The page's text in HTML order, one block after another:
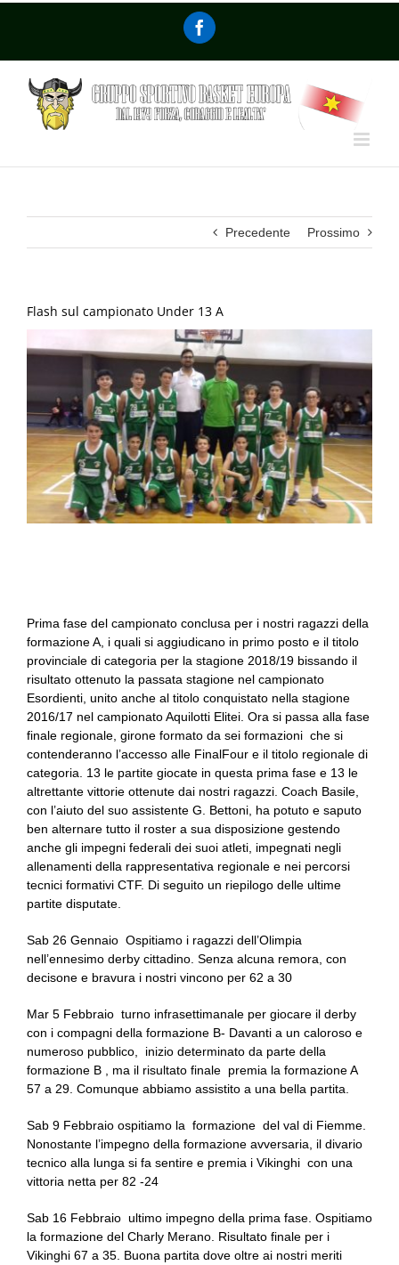
Precedente Prossimo
Flash sul campionato Under 13 A
Prima fase del campionato conclusa per i nostri ragazzi della
formazione A, i quali si aggiudicano in primo posto e il titolo
provinciale di categoria per la stagione 2018/19 bissando il
risultato ottenuto la passata stagione nel campionato
Esordienti, unito anche al titolo conquistato nella stagione
2016/17 nel campionato Aquilotti Elitei. Ora si passa alla fase
finale regionale, girone formato da sei formazioni che si
contenderanno l’accesso alle FinalFour e il titolo regionale di
categoria. 13 le partite giocate in questa prima fase e 13 le
altrettante vittorie ottenute dai nostri ragazzi. Coach Basile,
con l’aiuto del suo assistente G. Bettoni, ha potuto e saputo
ben alternare tutto il roster a sua disposizione gestendo
anche gli impegni federali dei suoi atleti, impegnati negli
allenamenti della rappresentativa regionale e nei percorsi
tecnici formativi CTF. Di seguito un riepilogo delle ultime
partite disputate.
Sab 26 Gennaio Ospitiamo i ragazzi dell’Olimpia
nell’ennesimo derby cittadino. Senza alcuna remora, con
decisone e bravura i nostri vincono per 62 a 30
Mar 5 Febbraio turno infrasettimanale per giocare il derby
con i compagni della formazione B- Davanti a un caloroso e
numeroso pubblico, inizio determinato da parte della
formazione B , ma il risultato finale premia la formazione A
57 a 29. Comunque abbiamo assistito a una bella partita.
Sab 9 Febbraio ospitiamo la formazione del val di Fiemme.
Nonostante l’impegno della formazione avversaria, il divario
tecnico alla lunga si fa sentire e premia i Vikinghi con una
vittoria netta per 82 -24
Sab 16 Febbraio ultimo impegno della prima fase. Ospitiamo
la formazione del Charly Merano. Risultato finale per i
Vikinghi 67 a 35. Buona partita dove oltre ai nostri meriti